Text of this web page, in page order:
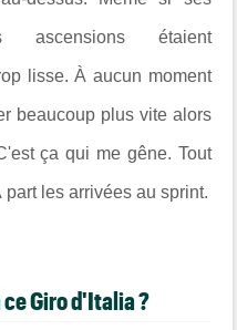
ascensions étaient
lisse. À aucun moment
beaucoup plus vite alors
ça qui me gêne. Tout
part les arrivées au sprint.
Giro d'Italia ?